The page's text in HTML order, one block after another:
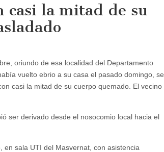
casi la mitad de su
oriundo de esa localidad del Departamento
vuelto ebrio a su casa el pasado domingo, se
casi la mitad de su cuerpo quemado. El vecino
ser derivado desde el nosocomio local hacia el
sala UTI del Masvernat, con asistencia